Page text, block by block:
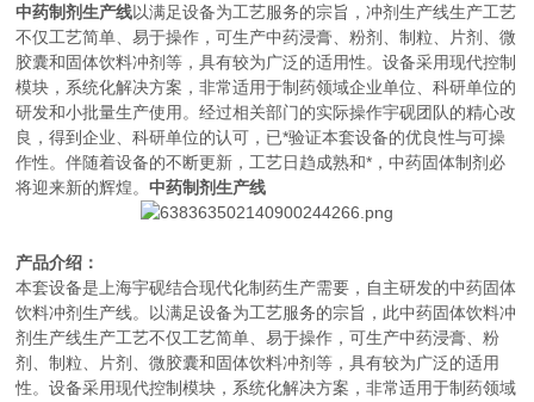
中药制剂生产线以满足设备为工艺服务的宗旨，冲剂生产线生产工艺
不仅工艺简单、易于操作，可生产中药浸膏、粉剂、制粒、片剂、微
胶囊和固体饮料冲剂等，具有较为广泛的适用性。设备采用现代控制
模块，系统化解决方案，非常适用于制药领域企业单位、科研单位的
研发和小批量生产使用。经过相关部门的实际操作宇砚团队的精心改
良，得到企业、科研单位的认可，已*验证本套设备的优良性与可操
作性。伴随着设备的不断更新，工艺日趋成熟和*，中药固体制剂必
将迎来新的辉煌。中药制剂生产线
产品介绍：
本套设备是上海宇砚结合现代化制药生产需要，自主研发的中药固体
饮料冲剂生产线。以满足设备为工艺服务的宗旨，此中药固体饮料冲
剂生产线生产工艺不仅工艺简单、易于操作，可生产中药浸膏、粉
剂、制粒、片剂、微胶囊和固体饮料冲剂等，具有较为广泛的适用
性。设备采用现代控制模块，系统化解决方案，非常适用于制药领域